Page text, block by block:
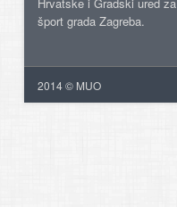
šport grada Zagreba.
2014 © MUO